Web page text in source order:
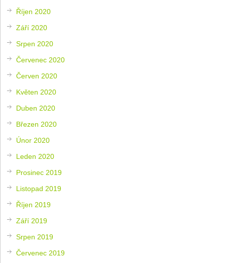
Říjen 2020
Září 2020
Srpen 2020
Červenec 2020
Červen 2020
Květen 2020
Duben 2020
Březen 2020
Únor 2020
Leden 2020
Prosinec 2019
Listopad 2019
Říjen 2019
Září 2019
Srpen 2019
Červenec 2019